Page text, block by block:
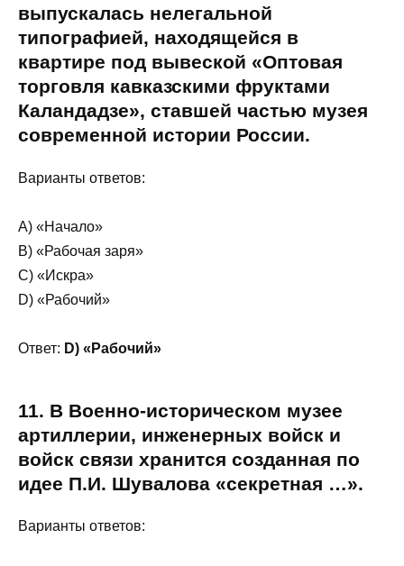
выпускалась нелегальной
типографией, находящейся в
квартире под вывеской «Оптовая
торговля кавказскими фруктами
Каландадзе», ставшей частью музея
современной истории России.
Варианты ответов:
A) «Начало»
В) «Рабочая заря»
C) «Искра»
D) «Рабочий»
Ответ: D) «Рабочий»
11. В Военно-историческом музее
артиллерии, инженерных войск и
войск связи хранится созданная по
идее П.И. Шувалова «секретная …».
Варианты ответов: